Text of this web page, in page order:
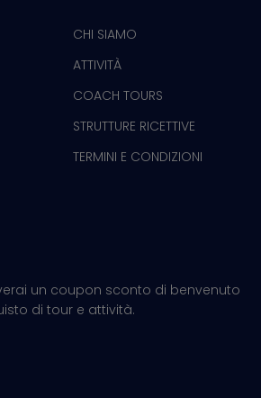
CHI SIAMO
ATTIVITÀ
COACH TOURS
STRUTTURE RICETTIVE
TERMINI E CONDIZIONI
un coupon sconto di benvenuto
di tour e attività.